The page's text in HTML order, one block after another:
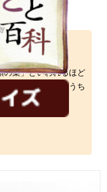
の薬」といわれるほど
に入る数字は次のうち
うか？